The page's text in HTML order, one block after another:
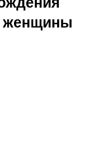
женщины